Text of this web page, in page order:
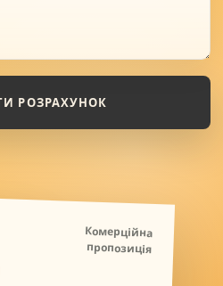
РОЗРАХУНОК
Комерційна
пропозиція